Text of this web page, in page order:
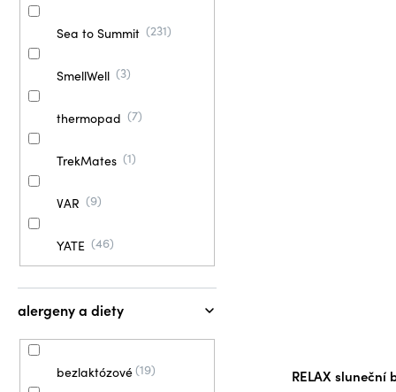
Sea to Summit 231
SmellWell 3
thermopad 7
TrekMates 1
VAR 9
YATE 46
alergeny a diety
bezlaktózové 19 RELAX sluneční